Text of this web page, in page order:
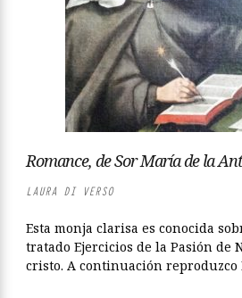
Romance, de Sor María de la
LAURA DI VERSO
Esta monja clarisa es conocida
tratado Ejer­ci­cios de la Pa­sión de
cris­to. A continuación reproduzco